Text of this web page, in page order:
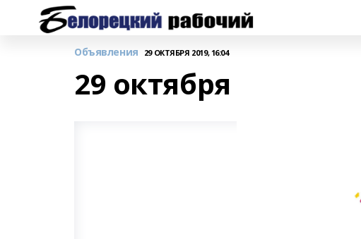
Объявления 29 ОКТЯБРЯ 2019, 16:04
29 октября